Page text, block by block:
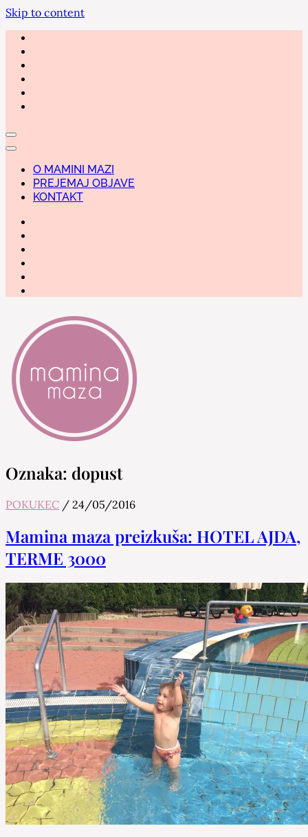
Skip to content
O MAMINI MAZI
PREJEMAJ OBJAVE
KONTAKT
Mamina Maza
Blog & Portal za starše in bodoče starše
Oznaka: dopust
POKUKEC / 24/05/2016
Mamina maza preizkuša: HOTEL AJDA,
TERME 3000